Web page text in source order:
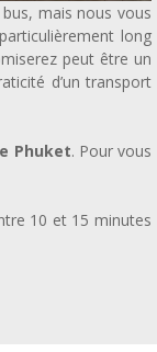
mais nous vous
long
peut être un
d’un transport
Phuket. Pour vous
10 et 15 minutes